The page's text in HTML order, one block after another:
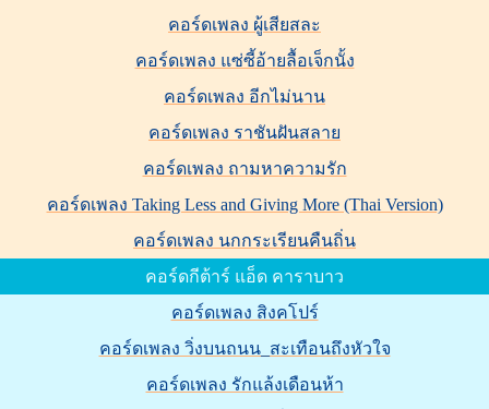
คอร์ดเพลง ผู้เสียสละ
คอร์ดเพลง แซ่ซี้อ้ายลื้อเจ็กนั้ง
คอร์ดเพลง อีกไม่นาน
คอร์ดเพลง ราชันฝันสลาย
คอร์ดเพลง ถามหาความรัก
คอร์ดเพลง Taking Less and Giving More (Thai Version)
คอร์ดเพลง นกกระเรียนคืนถิ่น
คอร์ดกีต้าร์ แอ็ด คาราบาว
คอร์ดเพลง สิงคโปร์
คอร์ดเพลง วิ่งบนถนน_สะเทือนถึงหัวใจ
คอร์ดเพลง รักแล้งเดือนห้า